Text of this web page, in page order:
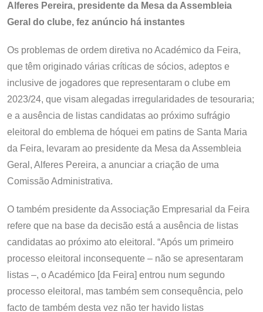
Alferes Pereira, presidente da Mesa da Assembleia
Geral do clube, fez anúncio há instantes
Os problemas de ordem diretiva no Académico da Feira,
que têm originado várias críticas de sócios, adeptos e
inclusive de jogadores que representaram o clube em
2023/24, que visam alegadas irregularidades de tesouraria;
e a ausência de listas candidatas ao próximo sufrágio
eleitoral do emblema de hóquei em patins de Santa Maria
da Feira, levaram ao presidente da Mesa da Assembleia
Geral, Alferes Pereira, a anunciar a criação de uma
Comissão Administrativa.
O também presidente da Associação Empresarial da Feira
refere que na base da decisão está a ausência de listas
candidatas ao próximo ato eleitoral. “Após um primeiro
processo eleitoral inconsequente – não se apresentaram
listas –, o Académico [da Feira] entrou num segundo
processo eleitoral, mas também sem consequência, pelo
facto de também desta vez não ter havido listas